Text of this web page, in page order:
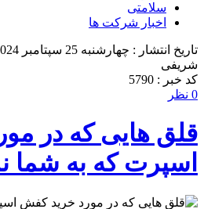
سلامتی
اخبار شرکت ها
تاریخ انتشار : چهارشنبه 25 سپتامبر 2024 - 22:36
شریفی
کد خبر : 5790
0 نظر
قلق هایی که در
اسپرت که به شما